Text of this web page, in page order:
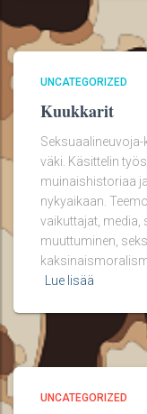
UNCATEGORIZED
Kuukkarit
väki. Käsittelin
muinaishistoriaa
nykyaikaan.
vaikuttajat, media,
muuttuminen,
Lue lisää
UNCATEGORIZED